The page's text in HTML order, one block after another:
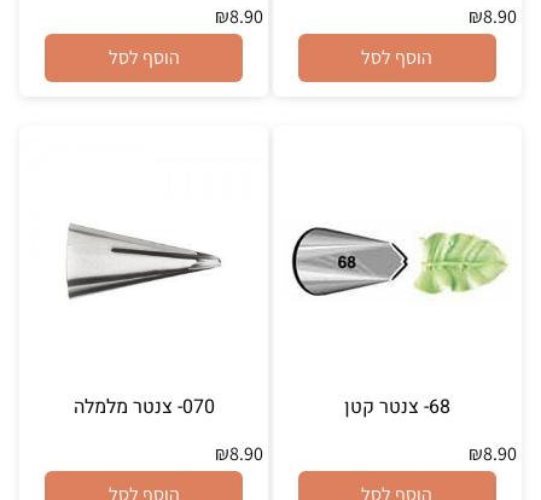
₪8.90
הוסף לסל
₪8.90
הוסף לסל
68- צנטר קטן
₪8.90
הוסף לסל
070- צנטר מלמלה
₪8.90
הוסף לסל